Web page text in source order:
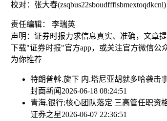
校对：张大春(zsqbus22sboudfffisbmextoqdkcnl)
责任编辑： 李瑞英
声明：证券时报力求信息真实、准确，文章
下载"证券时报"官方app，或关注官方微信公
为你推荐
特朗普斡.旋下 内.塔尼亚胡就多哈袭击
封面新闻 2026-06-18 08:24:51
青海,银行;核心团队落定 三高管任职资
证券之星2026-06-07 22:36:51